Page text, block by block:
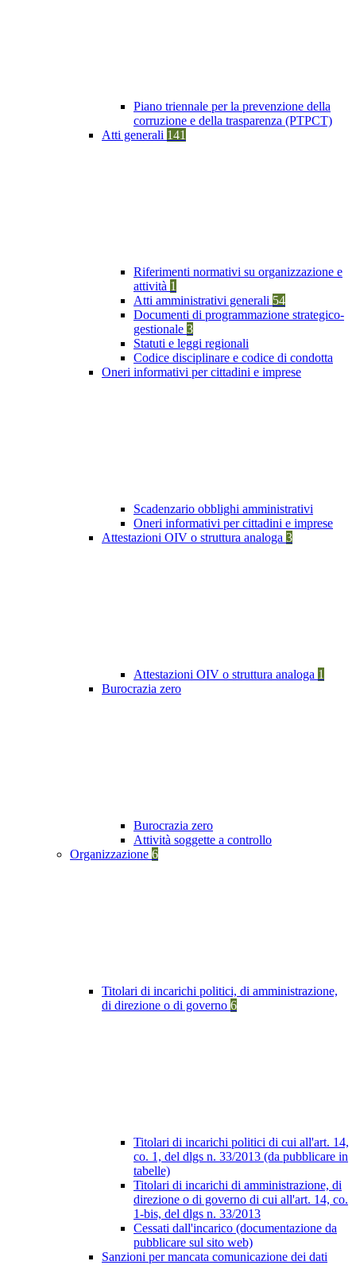
Piano triennale per la prevenzione della
corruzione e della trasparenza (PTPCT)
Atti generali 141
Riferimenti normativi su organizzazione e
attività 1
Atti amministrativi generali 54
Documenti di programmazione strategico-
gestionale 3
Statuti e leggi regionali
Codice disciplinare e codice di condotta
Oneri informativi per cittadini e imprese
Scadenzario obblighi amministrativi
Oneri informativi per cittadini e imprese
Attestazioni OIV o struttura analoga 3
Attestazioni OIV o struttura analoga 1
Burocrazia zero
Burocrazia zero
Attività soggette a controllo
Organizzazione 6
Titolari di incarichi politici, di amministrazione,
di direzione o di governo 6
Titolari di incarichi politici di cui all'art. 14,
co. 1, del dlgs n. 33/2013 (da pubblicare in
tabelle)
Titolari di incarichi di amministrazione, di
direzione o di governo di cui all'art. 14, co.
1-bis, del dlgs n. 33/2013
Cessati dall'incarico (documentazione da
pubblicare sul sito web)
Sanzioni per mancata comunicazione dei dati